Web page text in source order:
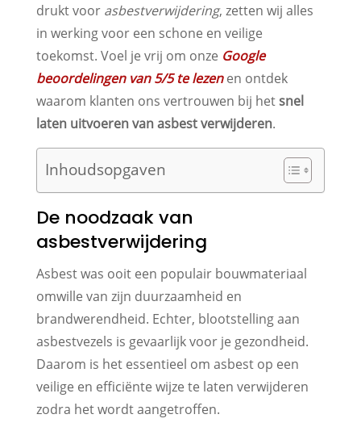
drukt voor asbestverwijdering, zetten wij alles
in werking voor een schone en veilige
toekomst. Voel je vrij om onze Google
beoordelingen van 5/5 te lezenen ontdek
waarom klanten ons vertrouwen bij het snel
laten uitvoeren van asbest verwijderen.
Inhoudsopgaven
De noodzaak van
asbestverwijdering
Asbest was ooit een populair bouwmateriaal
omwille van zijn duurzaamheid en
brandwerendheid. Echter, blootstelling aan
asbestvezels is gevaarlijk voor je gezondheid.
Daarom is het essentieel om asbest op een
veilige en efficiënte wijze te laten verwijderen
zodra het wordt aangetroffen.